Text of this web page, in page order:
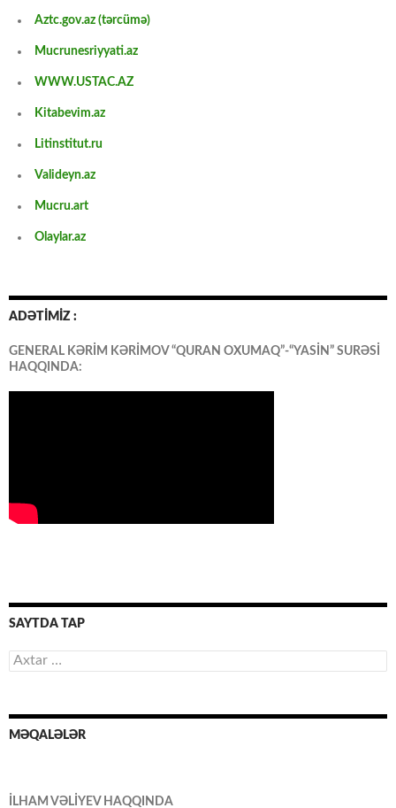
Aztc.gov.az (tərcümə)
Mucrunesriyyati.az
WWW.USTAC.AZ
Kitabevim.az
Litinstitut.ru
Valideyn.az
Mucru.art
Olaylar.az
ADƏTİMİZ :
GENERAL KƏRİM KƏRİMOV “QURAN OXUMAQ”-“YASİN” SURƏSİ
HAQQINDA:
SAYTDA TAP
Axtarış:
MƏQALƏLƏR
İLHAM VƏLİYEV HAQQINDA